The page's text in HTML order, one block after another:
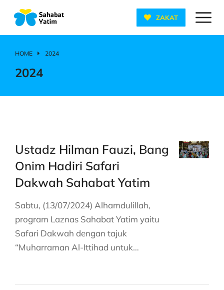
ZAKAT
You are here:
HOME 2024
2024
Ustadz Hilman Fauzi, Bang
Onim Hadiri Safari
Dakwah Sahabat Yatim
Sabtu, (13/07/2024) Alhamdulillah,
program Laznas Sahabat Yatim yaitu
Safari Dakwah dengan tajuk
“Muharraman Al-Ittihad untuk…